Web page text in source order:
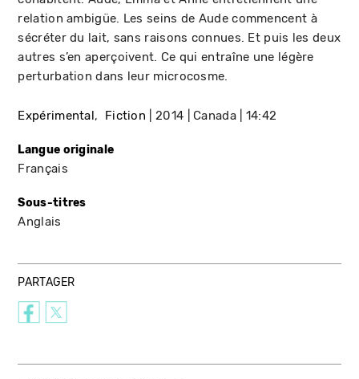
relation ambigüe. Les seins de Aude commencent à
sécréter du lait, sans raisons connues. Et puis les deux
autres s’en aperçoivent. Ce qui entraîne une légère
perturbation dans leur microcosme.
Expérimental Fiction 2014 Canada 14:42
Langue originale
Français
Sous-titres
Anglais
PARTAGER